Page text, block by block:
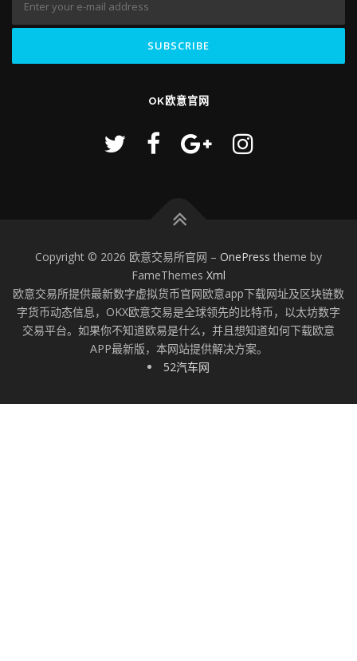
OK欧意官网
Copyright © 2026 欧意交易所官网 – OnePress theme by
FameThemes Xml
欧意交易所提供最新数字虚拟货币官网欧意app下载网址及区块链数
字货币动态信息，OKX欧意交易是全球领先的比特币，以太坊数字
交易平台。如果你不知道欧易是什么，并且想知道如何下载欧意
APP最新版，本网站提供解决方案。
52汽车网